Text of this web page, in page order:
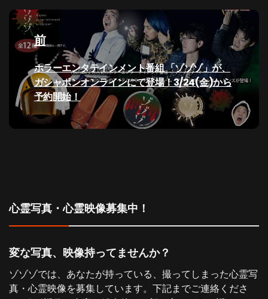
投
稿
ビ
ゲ
ョ
ン
前
過
去
の
稿:
ホラーエンタテインメント番組 「ゾゾゾ」が、
ガシャポンオンラインにて登場！3/24(金)から
予約開始！
心霊写真・心霊映像募集中！
変な写真、映像持ってませんか？
ゾゾゾでは、あなたが持っている、撮ってしまった心霊写
真・心霊映像を募集しています。下記までご連絡くださ